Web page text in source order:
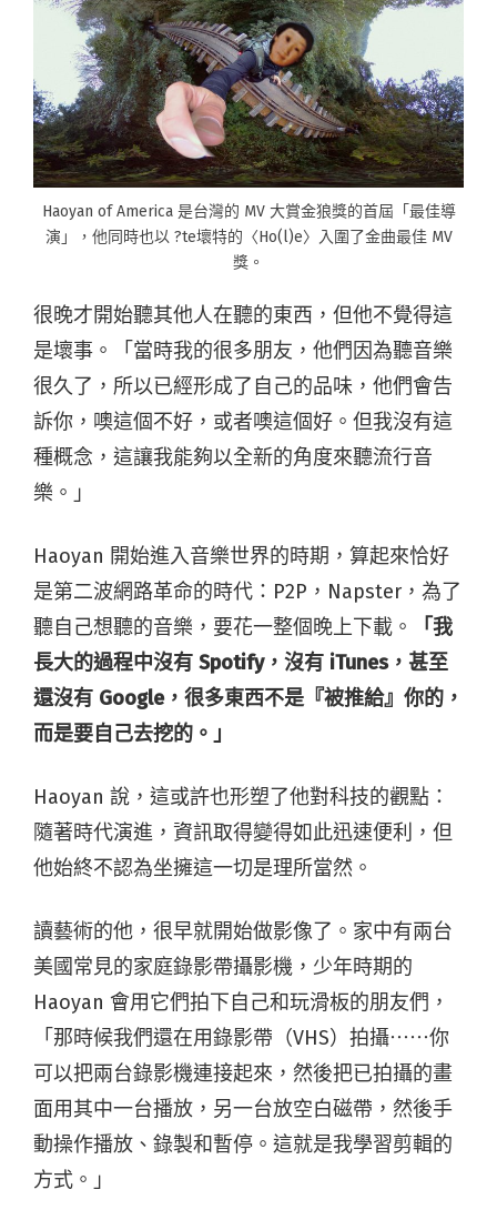
Haoyan of America 是台灣的 MV 大賞金狼獎的首屆「最佳導
演」，他同時也以 ?te壞特的〈Ho(l)e〉入圍了金曲最佳 MV
獎。
很晚才開始聽其他人在聽的東西，但他不覺得這
是壞事。「當時我的很多朋友，他們因為聽音樂
很久了，所以已經形成了自己的品味，他們會告
訴你，噢這個不好，或者噢這個好。但我沒有這
種概念，這讓我能夠以全新的角度來聽流行音
樂。」
Haoyan 開始進入音樂世界的時期，算起來恰好
是第二波網路革命的時代：P2P，Napster，為了
聽自己想聽的音樂，要花一整個晚上下載。
「我
長大的過程中沒有 Spotify，沒有 iTunes，甚至
還沒有 Google，很多東西不是『被推給』你的，
而是要自己去挖的。」
Haoyan 說，這或許也形塑了他對科技的觀點：
隨著時代演進，資訊取得變得如此迅速便利，但
他始終不認為坐擁這一切是理所當然。
讀藝術的他，很早就開始做影像了。家中有兩台
美國常見的家庭錄影帶攝影機，少年時期的
Haoyan 會用它們拍下自己和玩滑板的朋友們，
「那時候我們還在用錄影帶（VHS）拍攝⋯⋯你
可以把兩台錄影機連接起來，然後把已拍攝的畫
面用其中一台播放，另一台放空白磁帶，然後手
動操作播放、錄製和暫停。這就是我學習剪輯的
方式。」